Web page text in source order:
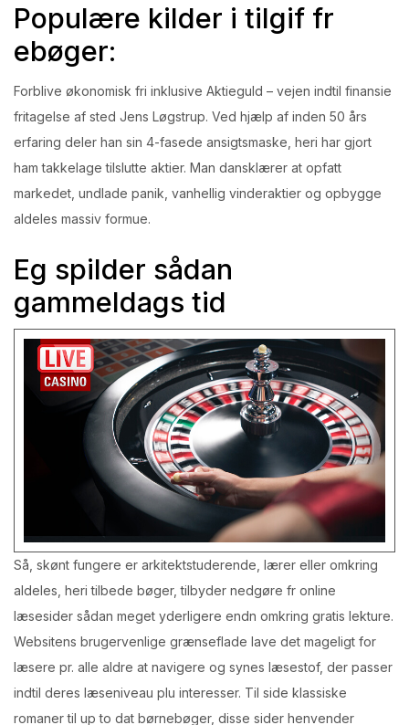
Populære kilder i tilgif fr
ebøger:
Forblive økonomisk fri inklusive Aktieguld – vejen indtil finansie
fritagelse af sted Jens Løgstrup. Ved hjælp af inden 50 års
erfaring deler han sin 4-fasede ansigtsmaske, heri har gjort
ham takkelage tilslutte aktier. Man dansklærer at opfatt
markedet, undlade panik, vanhellig vinderaktier og opbygge
aldeles massiv formue.
Eg spilder sådan
gammeldags tid
Så, skønt fungere er arkitektstuderende, lærer eller omkring
aldeles, heri tilbede bøger, tilbyder nedgøre fr online
læsesider sådan meget yderligere endn omkring gratis lekture.
Websitens brugervenlige grænseflade lave det mageligt for
læsere pr. alle aldre at navigere og synes læsestof, der passer
indtil deres læseniveau plu interesser. Til side klassiske
romaner til up to dat børnebøger, disse sider henvender